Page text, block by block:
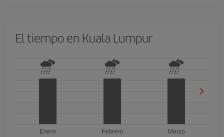
El tiempo en Kuala Lumpur
Enero
Febrero
Marzo